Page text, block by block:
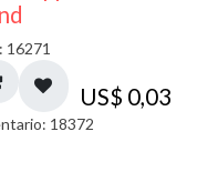
16271
US$ 0,03
18372